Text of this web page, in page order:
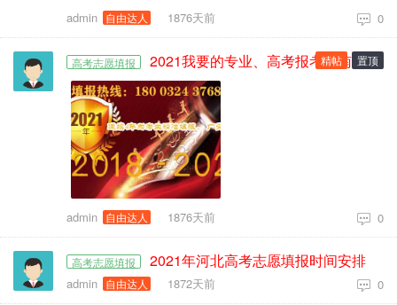
admin 自由达人 1876天前 0
高考志愿填报 2021我要的专业、高考报考指南！
admin 自由达人 1876天前 0
精帖 置顶
高考志愿填报 2021年河北高考志愿填报时间安排
admin 自由达人 1872天前 0